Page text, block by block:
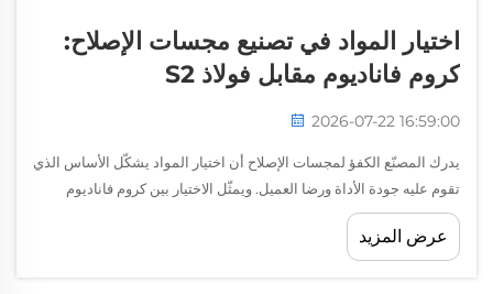
اختيار المواد في تصنيع مجسات الإصلاح:
كروم فاناديوم مقابل فولاذ S2
2026-07-22 16:59:00
يدرك المصنّع الكفؤ لمجسات الإصلاح أن اختيار المواد يشكّل الأساس الذي
تقوم عليه جودة الأداة ورضا العميل. ويمثّل الاختيار بين كروم فاناديوم
وفولاذ S2 إحدى أكثر القرارات حساسيةً في التصميم...
عرض المزيد